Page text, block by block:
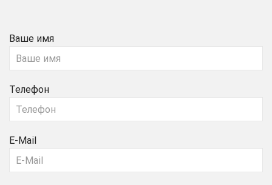
Ваше имя
Телефон
E-Mail